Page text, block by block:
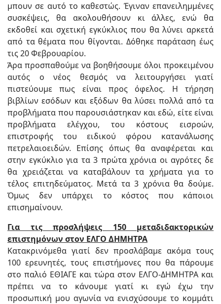
μπουν σε αυτό το καθεστώς. Έγιναν επανειλημμένες
συσκέψεις, θα ακολουθήσουν κι άλλες, ενώ θα
εκδοθεί και σχετική εγκύκλιος που θα λύνει αρκετά
από τα θέματα που θίγονται. Δόθηκε παράταση έως
τις 20 Φεβρουαρίου.
Άρα προσπαθούμε να βοηθήσουμε όλοι προκειμένου
αυτός ο νέος θεσμός να λειτουργήσει γιατί
πιστεύουμε πως είναι προς όφελος. Η τήρηση
βιβλίων εσόδων και εξόδων θα λύσει πολλά από τα
προβλήματα που παρουσιάστηκαν και εδώ, είτε είναι
προβλήματα ελέγχου, του κόστους εισροών,
επιστροφής του ειδικού φόρου κατανάλωσης
πετρελαιοειδών. Επίσης όπως θα αναφέρεται και
στην εγκύκλιο για τα 3 πρώτα χρόνια οι αγρότες δε
θα χρειάζεται να καταβάλουν τα χρήματα για το
τέλος επιτηδεύματος. Μετά τα 3 χρόνια θα δούμε.
Όμως δεν υπάρχει το κόστος που κάποιοι
επισημαίνουν.
Για τις προσλήψεις 150 μεταδιδακτορικών
επιστημόνων στον ΕΛΓΟ ΔΗΜΗΤΡΑ
Κατακρινόμεθα γιατί δεν προσλάβαμε ακόμα τους
100 ερευνητές, τους επιστήμονες που θα πάρουμε
στο παλιό ΕΘΙΑΓΕ και τώρα στον ΕΛΓΟ-ΔΗΜΗΤΡΑ και
πρέπει να το κάνουμε γιατί κι εγώ έχω την
προσωπική μου αγωνία να ενισχύσουμε το κομμάτι